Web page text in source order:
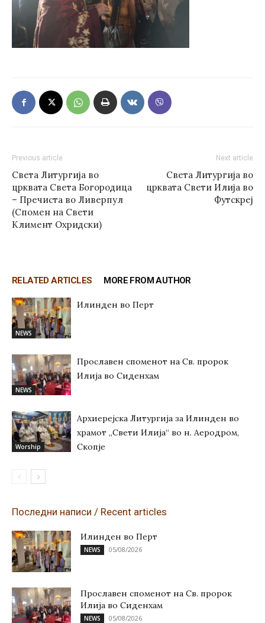
Previous article
Света Литургија во
црквата Света Богородица
– Пречиста во Ливерпул
(Спомен на Свети
Климент Охридски)
Next article
Света Литургија во
црквата Свети Илија во
Футскреј
RELATED ARTICLES MORE FROM AUTHOR
NEWS
Илинден во Перт
NEWS
Прославен споменот на Св. пророк
Илија во Сиденхам
Worship
Архиерејска Литургија за Илинден во
храмот „Свети Илија“ во н. Аеродром,
Скопје
Последни написи / Recent articles
Илинден во Перт
NEWS 05/08/2026
Прославен споменот на Св. пророк
Илија во Сиденхам
NEWS 05/08/2026